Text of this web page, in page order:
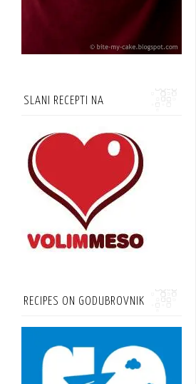
SLANI RECEPTI NA
RECIPES ON GODUBROVNIK